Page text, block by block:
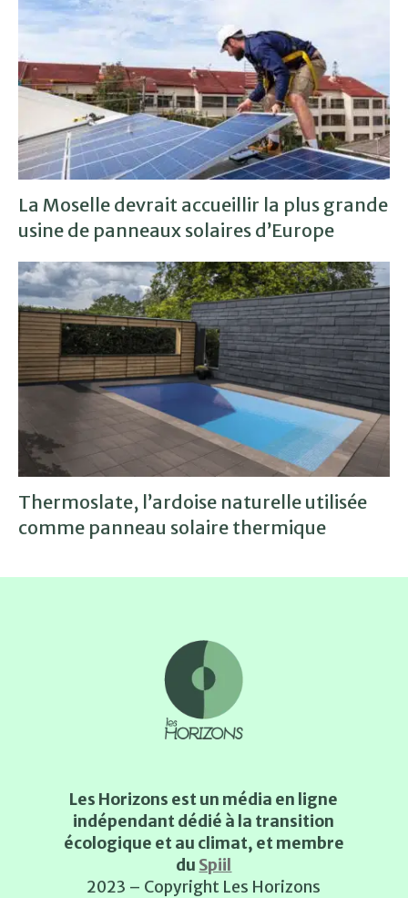
La Moselle devrait accueillir la plus grande
usine de panneaux solaires d’Europe
Thermoslate, l’ardoise naturelle utilisée
comme panneau solaire thermique
Les Horizons est un média en ligne
indépendant dédié à la transition
écologique et au climat, et membre
du Spiil
2023 – Copyright Les Horizons